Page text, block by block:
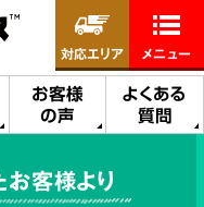
お客様
の声
よくある
質問
対応エリア メニュー
客様より